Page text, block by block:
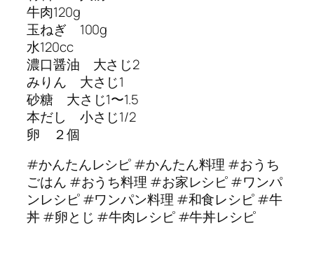
牛肉120g
玉ねぎ 100g
水120cc
濃口醤油 大さじ2
みりん 大さじ1
砂糖 大さじ1〜1.5
本だし 小さじ1/2
卵 ２個
#かんたんレシピ #かんたん料理 #おうち
ごはん #おうち料理 #お家レシピ #ワンパ
ンレシピ #ワンパン料理 #和食レシピ #牛
丼 #卵とじ #牛肉レシピ #牛丼レシピ